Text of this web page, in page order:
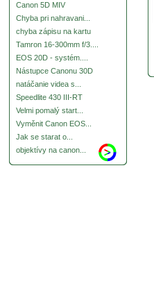
Canon 5D MIV
Chyba pri nahravani...
chyba zápisu na kartu
Tamron 16-300mm f/3....
EOS 20D - systém....
Nástupce Canonu 30D
natáčanie videa s...
Speedlite 430 III-RT
Velmi pomalý start...
Vyměnit Canon EOS...
Jak se starat o...
objektívy na canon...